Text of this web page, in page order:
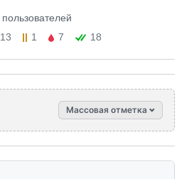
пользователей
13 1 7 18
Массовая отметка